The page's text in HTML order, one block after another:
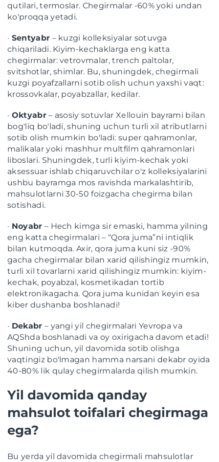
qutilari, termoslar. Chegirmalar -60% yoki undan
ko'proqqa yetadi.
· Sentyabr – kuzgi kolleksiyalar sotuvga
chiqariladi. Kiyim-kechaklarga eng katta
chegirmalar: vetrovmalar, trench paltolar,
svitshotlar, shimlar. Bu, shuningdek, chegirmali
kuzgi poyafzallarni sotib olish uchun yaxshi vaqt:
krossovkalar, poyabzallar, kedilar.
· Oktyabr– asosiy sotuvlar Xellouin bayrami bilan
bog'liq bo'ladi, shuning uchun turli xil atributlarni
sotib olish mumkin bo'ladi: super qahramonlar,
malikalar yoki mashhur multfilm qahramonlari
liboslari. Shuningdek, turli kiyim-kechak yoki
aksessuar ishlab chiqaruvchilar o'z kolleksiyalarini
ushbu bayramga mos ravishda markalashtirib,
mahsulotlarni 30-50 foizgacha chegirma bilan
sotishadi.
· Noyabr – Hech kimga sir emaski, hamma yilning
eng katta chegirmalari – “Qora juma”ni intiqlik
bilan kutmoqda. Axir, qora juma kuni siz -90%
gacha chegirmalar bilan xarid qilishingiz mumkin,
turli xil tovarlarni xarid qilishingiz mumkin: kiyim-
kechak, poyabzal, kosmetikadan tortib
elektronikagacha. Qora juma kunidan keyin esa
kiber dushanba boshlanadi!
· Dekabr – yangi yil chegirmalari Yevropa va
AQShda boshlanadi va oy oxirigacha davom etadi!
Shuning uchun, yil davomida sotib olishga
vaqtingiz bo'lmagan hamma narsani dekabr oyida
40-80% lik qulay chegirmalarda qilish mumkin.
Yil davomida qanday
mahsulot toifalari chegirmaga
ega?
Bu yerda yil davomida chegirmali mahsulotlar